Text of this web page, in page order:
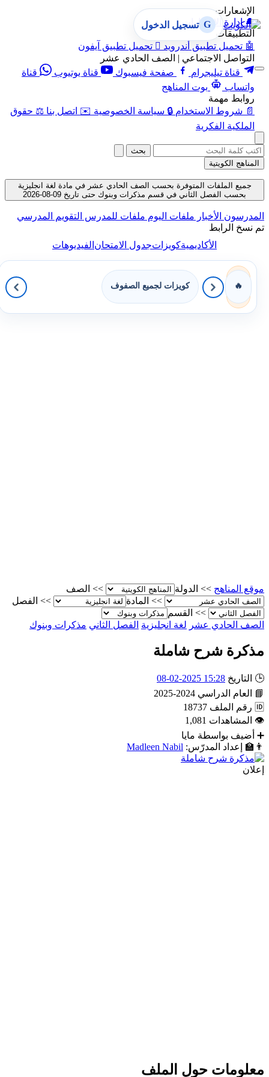
الإشعارات
🔔 إدارة الإشعارات
التطبيقات
🤖 تحميل تطبيق أندرويد  تحميل تطبيق آيفون
التواصل الاجتماعي | الصف الحادي عشر
قناة تيليجرام
صفحة فيسبوك قناة يوتيوب
قناة
واتساب
بوت المناهج
روابط مهمة
📄 شروط الاستخدام 🔒 سياسة الخصوصية ✉️ اتصل بنا ⚖️ حقوق
الملكية الفكرية
G تسجيل الدخول
بحث
المناهج الكويتية
جميع الملفات المتوفرة بحسب الصف الحادي عشر في مادة لغة انجليزية
بحسب الفصل الثاني في قسم مذكرات وبنوك حتى تاريخ 09-08-2026
المدرسون الأخبار ملفات اليوم ملفات للمدرس التقويم المدرسي
تم نسخ الرابط
الأكاديميةكويزاتجدول الامتحانالفيديوهات
🔥 كويزات لجميع الصفوف
موقع المناهج >> الدولة >>
الصف
>>
المادة >>
الفصل
>>
القسم
الصف الحادي عشر لغة انجليزية الفصل الثاني مذكرات وبنوك
مذكرة شرح شاملة
🕒 التاريخ 15:28 2025-02-08
📘
العام الدراسي 2024-2025
🆔 رقم الملف 18737
👁
المشاهدات 1,081
➕
أضيف بواسطة مايا
👨‍🏫
إعداد المدرّس: Madleen Nabil
إعلان
معلومات حول الملف